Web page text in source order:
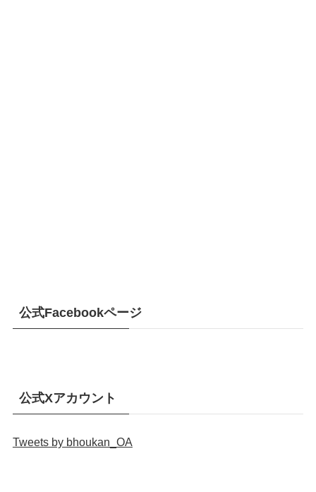
公式Facebookページ
公式Xアカウント
Tweets by bhoukan_OA